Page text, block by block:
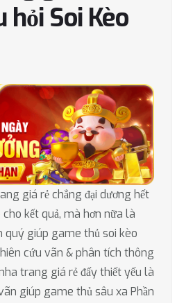
hỏi Soi Kèo
giá rẻ chẳng đại dương hết
kết quả, mà hơn nữa là
giúp game thủ soi kèo
cứu vãn & phân tích thông
trang giá rẻ đấy thiết yếu là
giúp game thủ sâu xa Phần